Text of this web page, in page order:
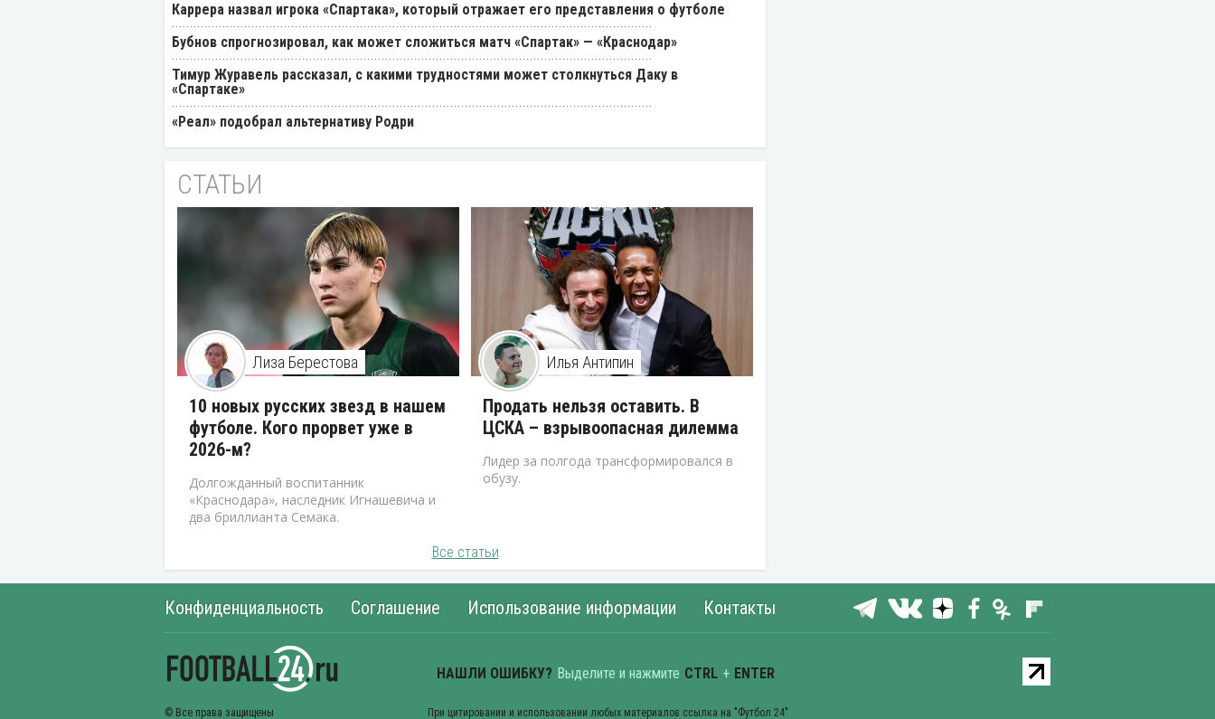
Каррера назвал игрока «Спартака», который отражает его представления о футболе
Бубнов спрогнозировал, как может сложиться матч «Спартак» — «Краснодар»
Тимур Журавель рассказал, с какими трудностями может столкнуться Даку в
«Спартаке»
«Реал» подобрал альтернативу Родри
СТАТЬИ
Лиза Берестова
10 новых русских звезд в нашем
футболе. Кого прорвет уже в
2026-м?
Долгожданный воспитанник
«Краснодара», наследник Игнашевича и
два бриллианта Семака.
Илья Антипин
Продать нельзя оставить. В
ЦСКА – взрывоопасная дилемма
Лидер за полгода трансформировался в
обузу.
Все статьи
Конфиденциальность Соглашение Использование информации Контакты